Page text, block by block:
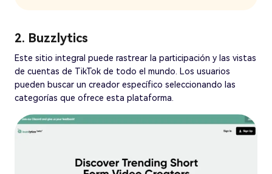
2. Buzzlytics
Este sitio integral puede rastrear la participación y las vistas
de cuentas de TikTok de todo el mundo. Los usuarios
pueden buscar un creador específico seleccionando las
categorías que ofrece esta plataforma.